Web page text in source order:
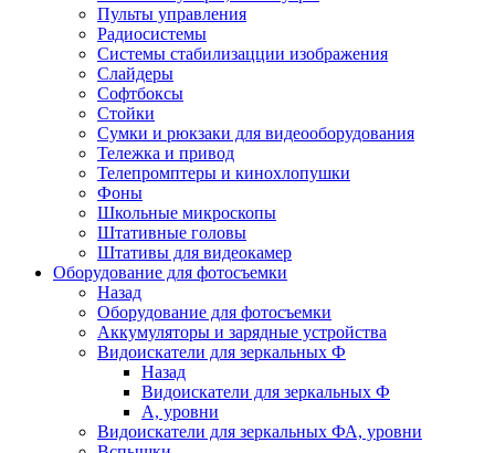
Пульты управления
Радиосистемы
Системы стабилизацции изображения
Слайдеры
Софтбоксы
Стойки
Сумки и рюкзаки для видеооборудования
Тележка и привод
Телепромптеры и кинохлопушки
Фоны
Школьные микроскопы
Штативные головы
Штативы для видеокамер
Оборудование для фотосъемки
Назад
Оборудование для фотосъемки
Аккумуляторы и зарядные устройства
Видоискатели для зеркальных Ф
Назад
Видоискатели для зеркальных Ф
А, уровни
Видоискатели для зеркальных ФА, уровни